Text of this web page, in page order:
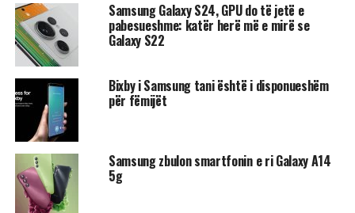
Samsung Galaxy S24, GPU do të jetë e
pabesueshme: katër herë më e mirë se
Galaxy S22
Bixby i Samsung tani është i disponueshëm
për fëmijët
Samsung zbulon smartfonin e ri Galaxy A14
5g